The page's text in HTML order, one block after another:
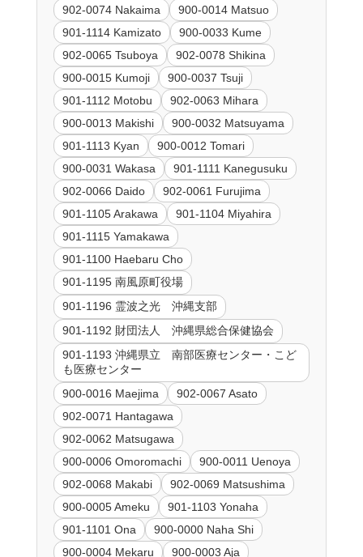
902-0074 Nakaima
900-0014 Matsuo
901-1114 Kamizato
900-0033 Kume
902-0065 Tsuboya
902-0078 Shikina
900-0015 Kumoji
900-0037 Tsuji
901-1112 Motobu
902-0063 Mihara
900-0013 Makishi
900-0032 Matsuyama
901-1113 Kyan
900-0012 Tomari
900-0031 Wakasa
901-1111 Kanegusuku
902-0066 Daido
902-0061 Furujima
901-1105 Arakawa
901-1104 Miyahira
901-1115 Yamakawa
901-1100 Haebaru Cho
901-1195 南風原町役場
901-1196 霊波之光 沖縄支部
901-1192 財団法人 沖縄県総合保健協会
901-1193 沖縄県立 南部医療センター・こど
も医療センター
900-0016 Maejima
902-0067 Asato
902-0071 Hantagawa
902-0062 Matsugawa
900-0006 Omoromachi
900-0011 Uenoya
902-0068 Makabi
902-0069 Matsushima
900-0005 Ameku
901-1103 Yonaha
901-1101 Ona
900-0000 Naha Shi
900-0004 Mekaru
900-0003 Aja